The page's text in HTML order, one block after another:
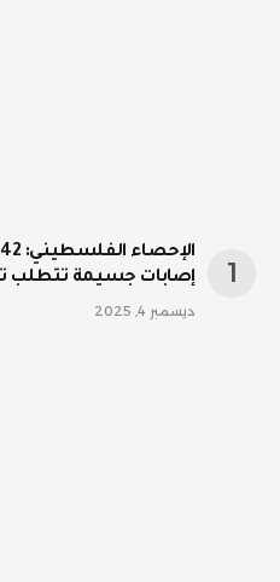
إصابات جسيمة تتطلب
ديسمبر 4, 2025